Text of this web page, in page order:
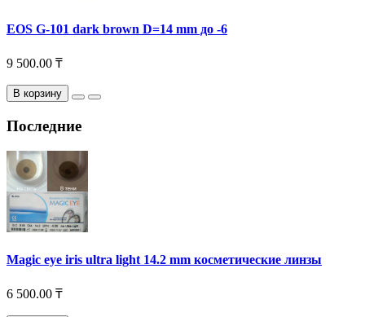
EOS G-101 dark brown D=14 mm до -6
9 500.00 ₸
В корзину
Последние
Magic eye iris ultra light 14.2 mm косметические линзы
6 500.00 ₸